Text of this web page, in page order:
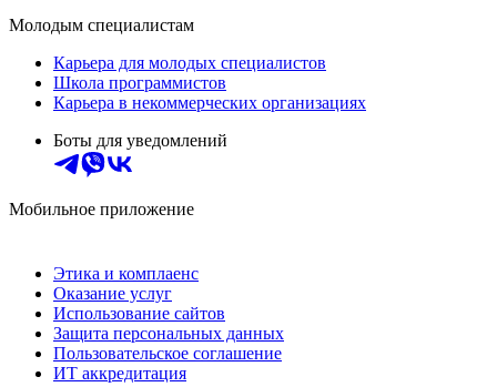
Молодым специалистам
Карьера для молодых специалистов
Школа программистов
Карьера в некоммерческих организациях
Боты для уведомлений
Мобильное приложение
Этика и комплаенс
Оказание услуг
Использование сайтов
Защита персональных данных
Пользовательское соглашение
ИТ аккредитация